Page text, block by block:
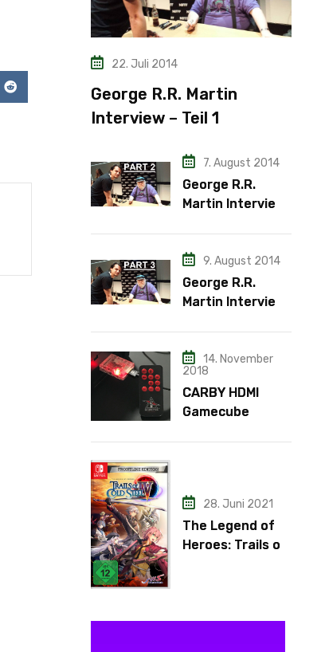
22. Juli 2014
George R.R. Martin
Interview – Teil 1
7. August 2014
George R.R.
Martin Interview
9. August 2014
George R.R.
Martin Interview
14. November
2018
CARBY HDMI
Gamecube
28. Juni 2021
The Legend of
Heroes: Trails of